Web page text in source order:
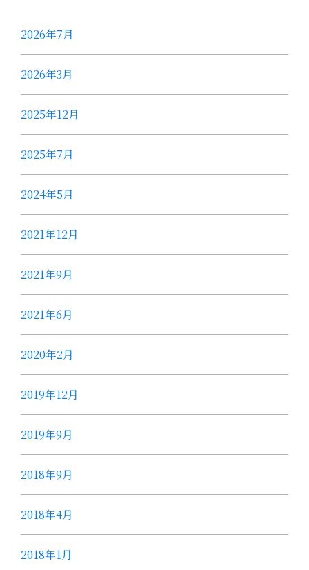
2026年7月
2026年3月
2025年12月
2025年7月
2024年5月
2021年12月
2021年9月
2021年6月
2020年2月
2019年12月
2019年9月
2018年9月
2018年4月
2018年1月